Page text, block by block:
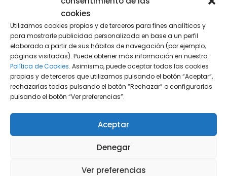
cookies
Utilizamos cookies propias y de terceros para fines analíticos y
para mostrarle publicidad personalizada en base a un perfil
elaborado a partir de sus hábitos de navegación (por ejemplo,
páginas visitadas). Puede obtener más información en nuestra
Política de Cookies. Asimismo, puede aceptar todas las cookies
propias y de terceros que utilizamos pulsando el botón “Aceptar”,
rechazarlas todas pulsando el botón “Rechazar” o configurarlas
pulsando el botón “Ver preferencias”.
Aceptar
Denegar
Ver preferencias
desean asegurar ciertos derechos.
Negocios en fase de expansión o
reestructuración societaria.
…la realidad es quecualquier sociedadque
quiera prevenir riesgos y formalizar acuerdos
internos debería contar con un pacto
parasocial. Incluso en sociedades
aparentemente estables, este tipo de pactos
las relaciones empresariales